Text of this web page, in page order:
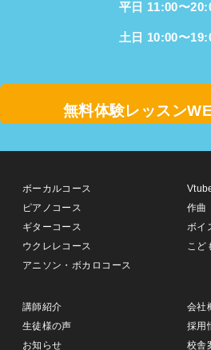
平日 11:00〜
土日 10:00〜
無料体験レッスン
ボーカルコース
ピアノコース
ギターコース
ウクレレコース
アニソン・ボカロコース
作曲
ボイ
こど
講師紹介
生徒様の声
お知らせ
会社
採用
校舎